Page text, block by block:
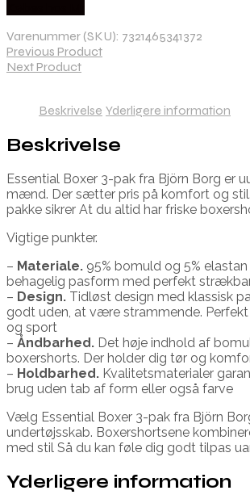
Varenummer (SKU): 7321465341372
Previous Product
Next Product
Beskrivelse Yderligere information
Beskrivelse
Essential Boxer 3-pak fra Björn Borg er
mænd. Der sætter pris på komfort og
pakke sikrer At du altid har friske
Vigtige punkter.
– Materiale. 95% bomuld og 5%
behagelig pasform med perfekt
– Design. Tidløst design med klassisk
godt uden, at være strammende.
og sport
– Åndbarhed. Det høje indhold af
boxershorts. Der holder dig tør og
– Holdbarhed. Kvalitetsmaterialer
brug uden tab af form eller også farve
Vælg Essential Boxer 3-pak fra Björn
undertøjsskab. Boxershortsene
med stil Så du kan føle dig godt tilpas
Yderligere information